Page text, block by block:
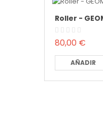
Roller -
80,00 €
AÑADIR